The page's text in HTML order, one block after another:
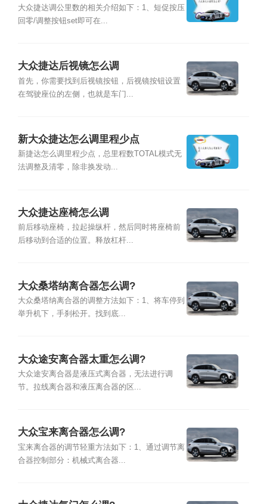
大众捷达调公里数的相关介绍如下：1、短促按压
回零/调整按钮set即可在...
大众捷达后视镜怎么调
首先，你需要找到后视镜按钮，后视镜按钮设置
在驾驶座位的左侧，也就是车门...
新大众捷达怎么调里程少点
新捷达怎么调里程少点，总里程数TOTAL模式无
法调整及清零，除非换发动...
大众捷达座椅怎么调
前后移动座椅，拉起操纵杆，然后同时将座椅前
后移动到合适的位置。释放杠杆...
大众桑塔纳离合器怎么调?
大众桑塔纳离合器的调整方法如下：1、将车停到
举升机下，手刹松开。找到底...
大众途安离合器太重怎么调?
大众途安离合器是液压式离合器，无法进行调
节。拉线离合器和液压离合器的区...
大众宝来离合器怎么调?
宝来离合器的调节轻重方法如下：1、通过调节离
合器控制部分：机械式离合器...